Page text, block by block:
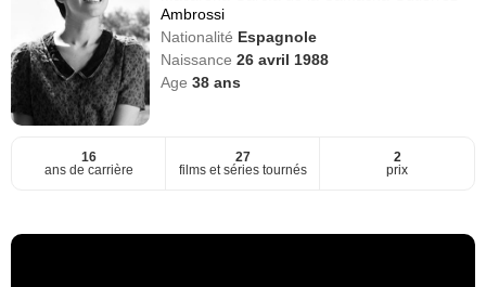
Ambrossi
Nationalité Espagnole
Naissance26 avril 1988
Age38 ans
16
ans de carrière
27
films et séries tournés
2
prix